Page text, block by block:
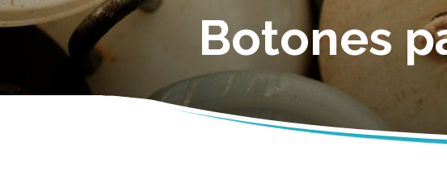
Plastifechas
Velcro
Botones